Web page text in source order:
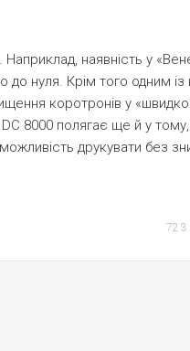
наявність у
нуля. Крім того одним із
коротронів у
DC 8000 полягає ще й у
друкувати без
723